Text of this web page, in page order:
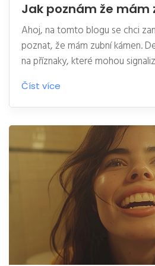
Jak poznám že mám
Ahoj, na tomto blogu se chci
poznat, že mám zubní kámen.
na příznaky, které mohou
hygienou něco není v pořádku.
několik možností prevence a
Jsem si jistý, že tyto informace
užitečné a pomohou vám
Číst více